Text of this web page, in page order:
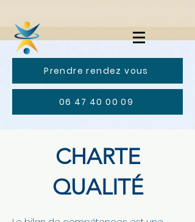
Prendre rendez vous
06 47 40 00 09
CHARTE
QUALITÉ